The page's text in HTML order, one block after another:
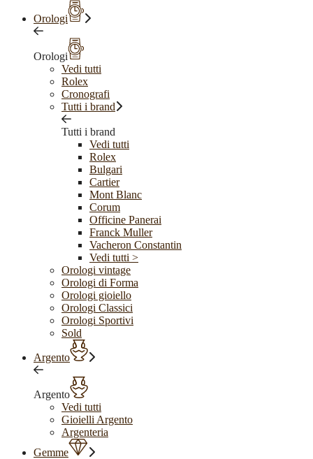
Orologi
Orologi
Vedi tutti
Rolex
Cronografi
Tutti i brand
Tutti i brand
Vedi tutti
Rolex
Bulgari
Cartier
Mont Blanc
Corum
Officine Panerai
Franck Muller
Vacheron Constantin
Vedi tutti >
Orologi vintage
Orologi di Forma
Orologi gioiello
Orologi Classici
Orologi Sportivi
Sold
Argento
Argento
Vedi tutti
Gioielli Argento
Argenteria
Gemme